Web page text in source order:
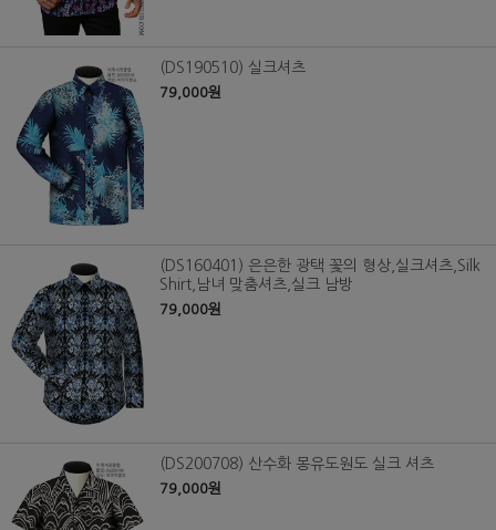
(DS190510) 실크셔츠
79,000원
(DS160401) 은은한 광택 꽃의 형상,실크셔츠,Silk
Shirt,남녀 맞춤셔츠,실크 남방
79,000원
(DS200708) 산수화 몽유도원도 실크 셔츠
79,000원